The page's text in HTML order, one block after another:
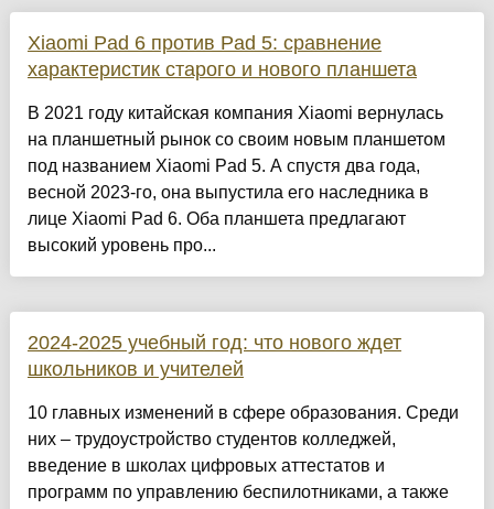
Xiaomi Pad 6 против Pad 5: сравнение
характеристик старого и нового планшета
В 2021 году китайская компания Xiaomi вернулась
на планшетный рынок со своим новым планшетом
под названием Xiaomi Pad 5. А спустя два года,
весной 2023-го, она выпустила его наследника в
лице Xiaomi Pad 6. Оба планшета предлагают
высокий уровень про...
2024-2025 учебный год: что нового ждет
школьников и учителей
10 главных изменений в сфере образования. Среди
них – трудоустройство студентов колледжей,
введение в школах цифровых аттестатов и
программ по управлению беспилотниками, а также